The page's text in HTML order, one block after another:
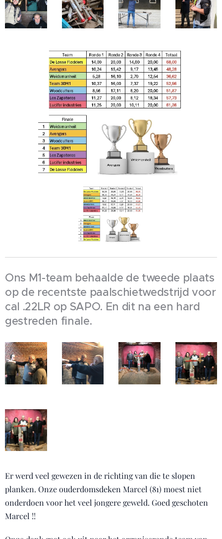
Ons M1-team behaalde de tweede plaats
op de recentste paalschietwedstrijd voor
cal .22LR op SAPO. En dit na een hard
gestreden finale.
Er werd veel gewezen in de richting van die te slopen
planken. Onze ouderdomsdeken Marcel (81) moest niet
onderdoen voor het veel jongere geweld. Goed geschoten
Marcel !!